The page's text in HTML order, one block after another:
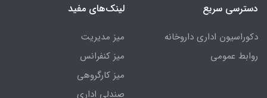
دسترسی سریع
دکوراسیون اداری داروخانه
روابط عمومی
لینک‌های مفید
میز مدیریت
میز کنفرانس
میز کارگروهی
صندلی اداری